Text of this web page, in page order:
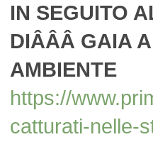
IN SEGUITO
DIÂÂÂ GAIA
AMBIENTE
https://
catturati-nelle-